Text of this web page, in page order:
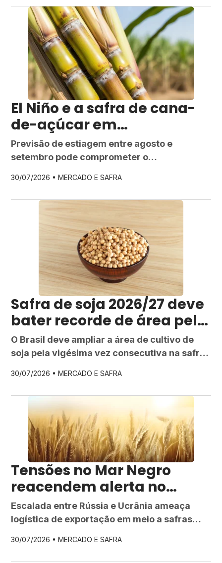
El Niño e a safra de cana-
de-açúcar em
Pernambuco:
irregularidade nas chuvas
acende alerta no setor
Previsão de estiagem entre agosto e
setembro pode comprometer o
produtividade da safra no estado
30/07/2026 •MERCADO E SAFRA
Safra de soja 2026/27 deve
bater recorde de área pelo
20º ano seguido, aponta
Datagro
O Brasil deve ampliar a área de cultivo de
soja pela vigésima vez consecutiva na safra
levantamento da consultoria Datagro, que
projeta 49,3 milhões de hectares semeados
com a oleaginosa no país. O número
representa um incremento de apenas 0,3%
frente à área de 2025/26, mas confirma […]
30/07/2026 •MERCADO E SAFRA
Tensões no Mar Negro
reacendem alerta no
mercado de trigo global
Escalada entre Rússia e Ucrânia ameaça
logística de exportação em meio a safras
outros grandes fornecedores
30/07/2026 •MERCADO E SAFRA